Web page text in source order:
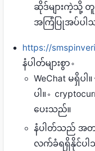
ဆိုဒ်များကဲ့သို့
အကြံပြုအပ်ပါသ
https://
နံပါတ်များစွာ。
WeChat မရှိပါ
ပါ။。
ပေးသည်။
နံပါတ်သည် အ
လက်ခံရရှိနိုင်ပါသ